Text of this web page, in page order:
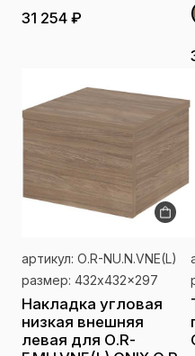
31 254 ₽
артикул: О.R-NU.N.VNE(L)
размер: 432x432x297
Накладка угловая
низкая внешняя
левая для О.R-